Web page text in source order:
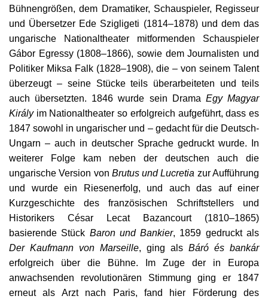
Bühnengrößen, dem Dramatiker, Schauspieler, Regisseur
und Übersetzer Ede Szigligeti (1814–1878) und dem das
ungarische Nationaltheater mitformenden Schauspieler
Gábor Egressy (1808–1866), sowie dem Journalisten und
Politiker Miksa Falk (1828–1908), die – von seinem Talent
überzeugt – seine Stücke teils überarbeiteten und teils
auch übersetzten. 1846 wurde sein Drama Egy Magyar
Királyim Nationaltheater so erfolgreich aufgeführt, dass es
1847 sowohl in ungarischer und – gedacht für die Deutsch-
Ungarn – auch in deutscher Sprache gedruckt wurde. In
weiterer Folge kam neben der deutschen auch die
ungarische Version von Brutus und Lucretia zur Aufführung
und wurde ein Riesenerfolg, und auch das auf einer
Kurzgeschichte des französischen Schriftstellers und
Historikers César Lecat Bazancourt (1810–1865)
basierende Stück Baron und Bankier, 1859 gedruckt als
Der Kaufmann von Marseille, ging als Báró és bankár
erfolgreich über die Bühne. Im Zuge der in Europa
anwachsenden revolutionären Stimmung ging er 1847
erneut als Arzt nach Paris, fand hier Förderung des